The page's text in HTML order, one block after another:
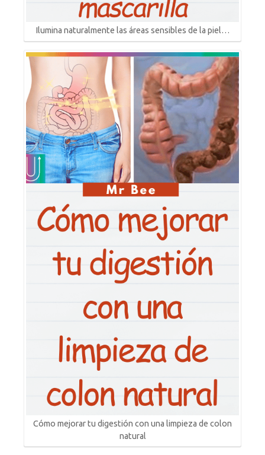
Ilumina naturalmente las áreas sensibles de la piel…
Cómo mejorar tu digestión con una limpieza de colon
natural